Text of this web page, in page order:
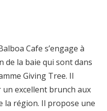
Cafe s’engage à
de la baie qui sont dans
Giving Tree. Il
un excellent brunch aux
la région. Il propose une